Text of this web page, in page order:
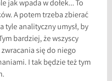
jak wpada w dołek… To
A potem trzeba zbierać
tyle analityczny umysł, by
bardziej, że wszyscy
się do niego
I tak będzie też tym